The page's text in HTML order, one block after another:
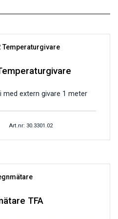
med extern givare 1 meter
Art.nr: 30.3301.02
TFA